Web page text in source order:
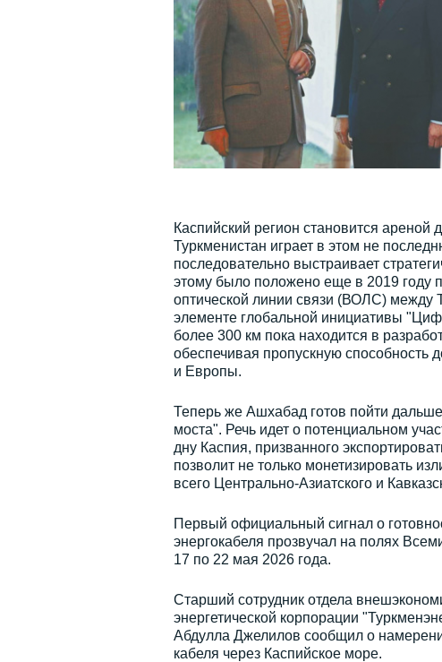
Каспийский регион становится
Туркменистан играет в этом не
последовательно выстраивает
этому было положено еще в 2019 году
оптической линии связи (ВОЛС) между
элементе глобальной инициативы
более 300 км пока находится в
обеспечивая пропускную способность
и Европы.
Теперь же Ашхабад готов пойти
моста". Речь идет о потенциальном
дну Каспия, призванного
позволит не только монетизировать
всего Центрально-Азиатского и
Первый официальный сигнал о
энергокабеля прозвучал на полях
17 по 22 мая 2026 года.
Старший сотрудник отдела
энергетической корпорации
Абдулла Джелилов сообщил о
кабеля через Каспийское море.